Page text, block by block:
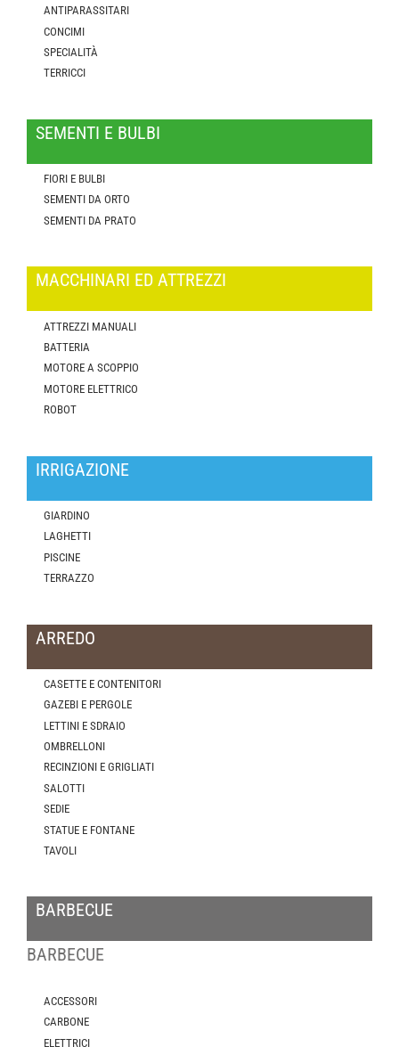
ANTIPARASSITARI
CONCIMI
SPECIALITÀ
TERRICCI
SEMENTI E BULBI
FIORI E BULBI
SEMENTI DA ORTO
SEMENTI DA PRATO
MACCHINARI ED ATTREZZI
ATTREZZI MANUALI
BATTERIA
MOTORE A SCOPPIO
MOTORE ELETTRICO
ROBOT
IRRIGAZIONE
GIARDINO
LAGHETTI
PISCINE
TERRAZZO
ARREDO
CASETTE E CONTENITORI
GAZEBI E PERGOLE
LETTINI E SDRAIO
OMBRELLONI
RECINZIONI E GRIGLIATI
SALOTTI
SEDIE
STATUE E FONTANE
TAVOLI
BARBECUE
BARBECUE
ACCESSORI
CARBONE
ELETTRICI